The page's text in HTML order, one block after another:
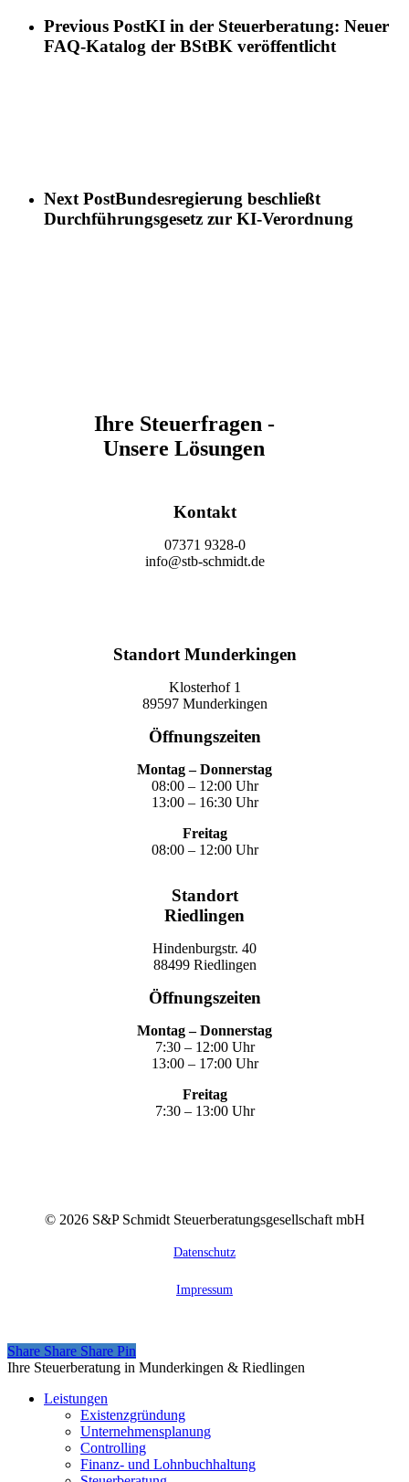
Previous PostKI in der Steuerberatung: Neuer
FAQ-Katalog der BStBK veröffentlicht
Next PostBundesregierung beschließt
Durchführungsgesetz zur KI-Verordnung
Ihre Steuerfragen -
Unsere Lösungen
Kontakt
07371 9328-0
info@stb-schmidt.de
Standort Munderkingen
Klosterhof 1
89597 Munderkingen
Öffnungszeiten
Montag – Donnerstag
08:00 – 12:00 Uhr
13:00 – 16:30 Uhr
Freitag
08:00 – 12:00 Uhr
Standort
Riedlingen
Hindenburgstr. 40
88499 Riedlingen
Öffnungszeiten
Montag – Donnerstag
7:30 – 12:00 Uhr
13:00 – 17:00 Uhr
Freitag
7:30 – 13:00 Uhr
© 2026S&P Schmidt Steuerberatungsgesellschaft mbH
Datenschutz
Impressum
Share
Share Share Share Pin
Close
Ihre Steuerberatung in Munderkingen & Riedlingen
Leistungen
Existenzgründung
Unternehmensplanung
Controlling
Finanz- und Lohnbuchhaltung